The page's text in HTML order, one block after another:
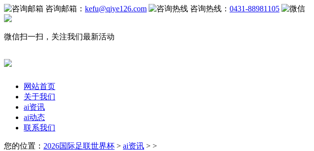
咨询邮箱： kefu@qiye126.com 咨询热线： 0431-88981105
微信扫一扫，关注我们最新活动
网站首页
关于我们
ai资讯
ai动态
联系我们
您的位置： 2026国际足联世界杯 > ai资讯 > >